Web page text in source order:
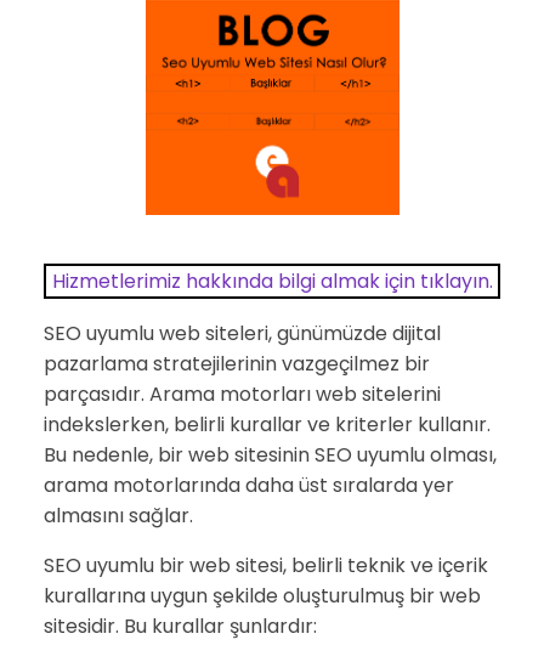
Hizmetlerimiz hakkında bilgi almak için tıklayın.
SEO uyumlu web siteleri, günümüzde dijital
pazarlama stratejilerinin vazgeçilmez bir
parçasıdır. Arama motorları web sitelerini
indekslerken, belirli kurallar ve kriterler kullanır.
Bu nedenle, bir web sitesinin SEO uyumlu olması,
arama motorlarında daha üst sıralarda yer
almasını sağlar.
SEO uyumlu bir web sitesi, belirli teknik ve içerik
kurallarına uygun şekilde oluşturulmuş bir web
sitesidir. Bu kurallar şunlardır: